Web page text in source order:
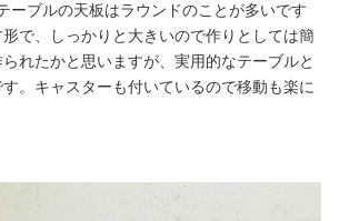
ーブルの天板はラウンドのことが多いです
で、しっかりと大きいので作りとしては簡
れたかと思いますが、実用的なテーブルと
。キャスターも付いているので移動も楽に